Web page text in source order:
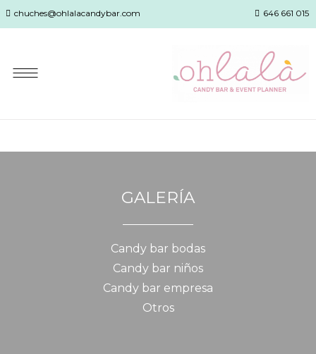
chuches@ohlalacandybar.com 646 661 015
GALERÍA
Candy bar bodas
Candy bar niños
Candy bar empresa
Otros